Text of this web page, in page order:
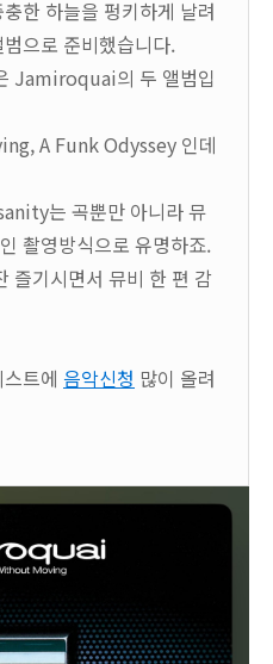
한 하늘을 펑키하게 날려
으로 준비했습니다.
Jamiroquai의 두 앨범입
A Funk Odyssey 인데
는 곡뿐만 아니라 뮤
촬영방식으로 유명하죠.
즐기시면서 뮤비 한 편 감
트에 음악신청 많이 올려